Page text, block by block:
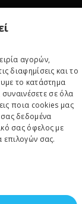
αγορών,
διαφημίσεις και το
το κατάστημα
συναινέσετε σε όλα
ποια cookies μας
δεδομένα
σας όφελος με
επιλογών σας.